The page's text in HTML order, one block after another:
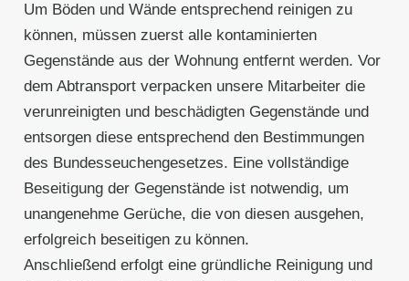
Um Böden und Wände entsprechend reinigen zu
können, müssen zuerst alle kontaminierten
Gegenstände aus der Wohnung entfernt werden. Vor
dem Abtransport verpacken unsere Mitarbeiter die
verunreinigten und beschädigten Gegenstände und
entsorgen diese entsprechend den Bestimmungen
des Bundesseuchengesetzes. Eine vollständige
Beseitigung der Gegenstände ist notwendig, um
unangenehme Gerüche, die von diesen ausgehen,
erfolgreich beseitigen zu können.
Anschließend erfolgt eine gründliche Reinigung und